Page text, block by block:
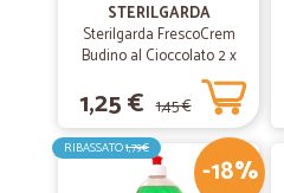
STERILGARDA
Sterilgarda FrescoCrem
Budino al Cioccolato 2 x
1,25 € 1,45 €
-18%
RIBASSATO1,79€